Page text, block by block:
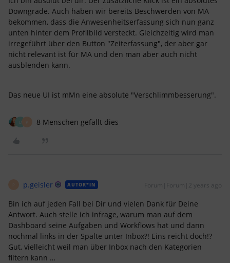
Downgrade. Auch haben wir bereits Beschwerden von MA
bekommen, dass die Anwesenheitserfassung sich nun ganz
unten hinter dem Profilbild versteckt. Gleichzeitig wird man
irregeführt über den Button "Zeiterfassung", der aber gar
nicht relevant ist für MA und den man aber auch nicht
ausblenden kann.
Das neue UI ist mMn eine absolute "Verschlimmbesserung".
D 8 Menschen gefällt dies
p.geisler AUTOR*IN Forum|Forum|2 years ago
Bin ich auf jeden Fall bei Dir und vielen Dank für Deine
Antwort. Auch stelle ich infrage, warum man auf dem
Dashboard seine Aufgaben und Workflows hat und dann
nochmal links in der Spalte unter Inbox?! Eins reicht doch!?
Gut, vielleicht weil man über Inbox nach den Kategorien
filtern kann …